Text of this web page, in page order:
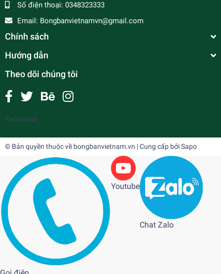
Số điện thoại: 0348323333
Email: Bongbanvietnamvn@gmail.com
Chính sách
Hướng dẫn
Theo dõi chúng tôi
Facebook
© Bản quyền thuộc về bongbanvietnam.vn | Cung cấp bởiSapo
Youtube
Chat Zalo